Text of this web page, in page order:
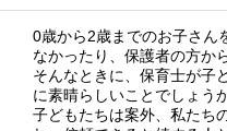
0歳から2歳までのお子さん
なかったり、保護者の方か
そんなときに、保育士が子
に素晴らしいことでしょうか
子どもたちは案外、私たち